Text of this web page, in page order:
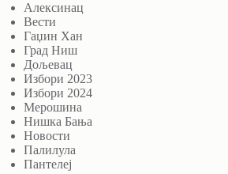
Алексинац
Вести
Гаџин Хан
Град Ниш
Дољевац
Избори 2023
Избори 2024
Мерошина
Нишка Бања
Новости
Палилула
Пантелеј